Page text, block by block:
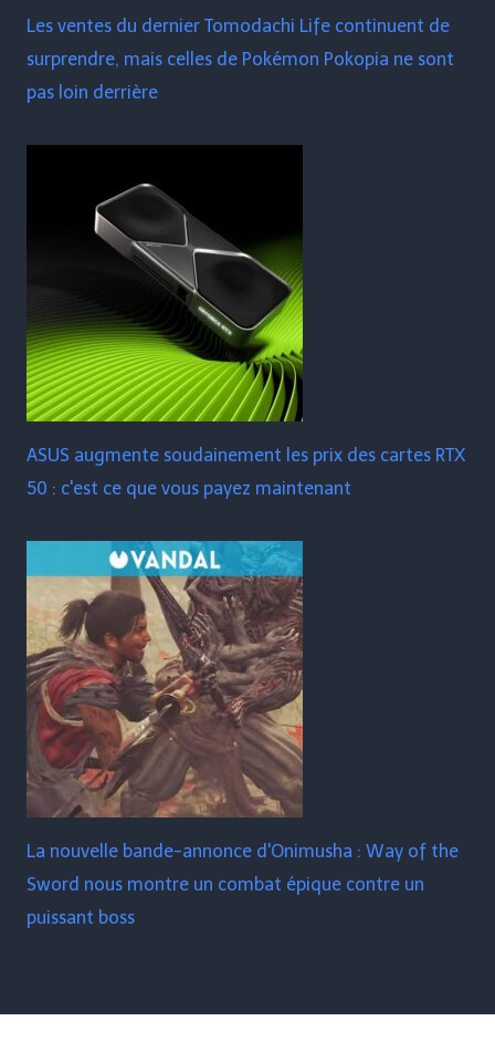
Les ventes du dernier Tomodachi Life continuent de
surprendre, mais celles de Pokémon Pokopia ne sont
pas loin derrière
ASUS augmente soudainement les prix des cartes RTX
50 : c'est ce que vous payez maintenant
La nouvelle bande-annonce d'Onimusha : Way of the
Sword nous montre un combat épique contre un
puissant boss